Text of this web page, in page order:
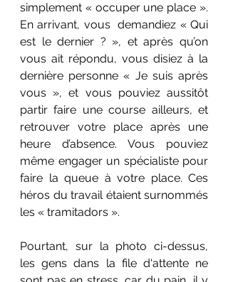
simplement « occuper une place ».
En arrivant, vous  demandiez « Qui
est le dernier ? », et après qu’on
vous ait répondu, vous disiez à la
dernière personne « Je suis après
vous », et vous pouviez aussitôt
partir faire une course ailleurs, et
retrouver votre place après une
heure d’absence. Vous pouviez
même engager un spécialiste pour
faire la queue à votre place. Ces
héros du travail étaient surnommés
les « tramitadors ».
Pourtant, sur la photo ci-dessus,
les gens dans la file d'attente ne